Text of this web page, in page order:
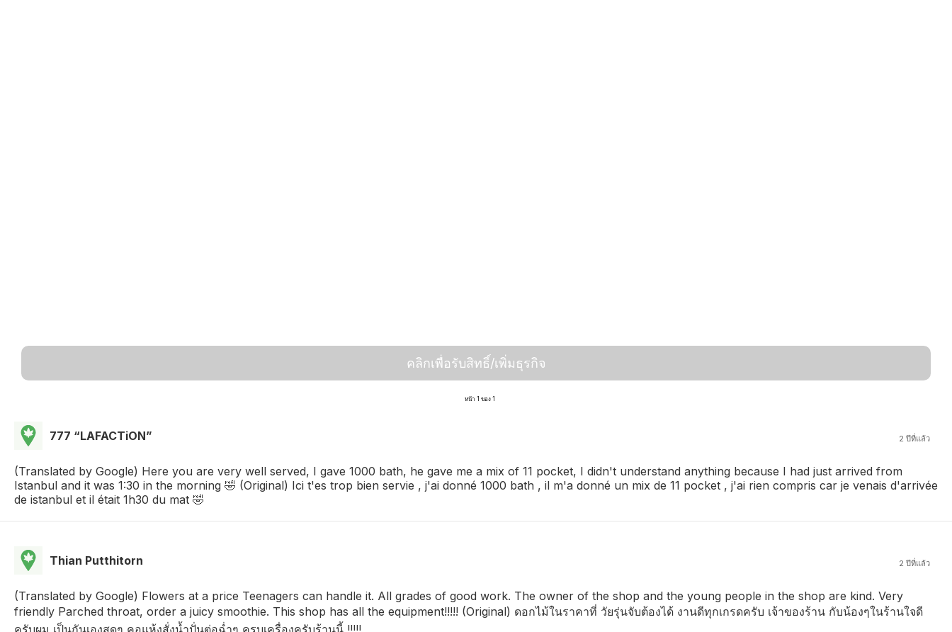
คลิกเพื่อรับสิทธิ์/เพิ่มธุรกิจ
หน้า 1 ของ 1
777 “‪LAFACTiON‬” 2 ปีที่แล้ว
(Translated by Google) Here you are very well served, I gave 1000 bath, he gave me a mix of 11 pocket, I didn't understand anything because I had just arrived from
Istanbul and it was 1:30 in the morning 🤣 (Original) Ici t'es trop bien servie , j'ai donné 1000 bath , il m'a donné un mix de 11 pocket , j'ai rien compris car je venais d'arrivée
de istanbul et il était 1h30 du mat 🤣
Thian Putthitorn 2 ปีที่แล้ว
(Translated by Google) Flowers at a price Teenagers can handle it. All grades of good work. The owner of the shop and the young people in the shop are kind. Very
friendly Parched throat, order a juicy smoothie. This shop has all the equipment!!!!! (Original) ดอกไม้ในราคาที่ วัยรุ่นจับต้องได้ งานดีทุกเกรดครับ เจ้าของร้าน กับน้องๆในร้านใจดี
ครับผม เป็นกันเองสุดๆ คอแห้งสั่งน้ำปั่นต่อฉ่ำๆ ครบเครื่องครับร้านนี้ !!!!!